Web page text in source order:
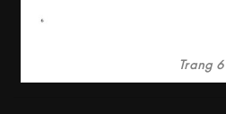
Trang 6